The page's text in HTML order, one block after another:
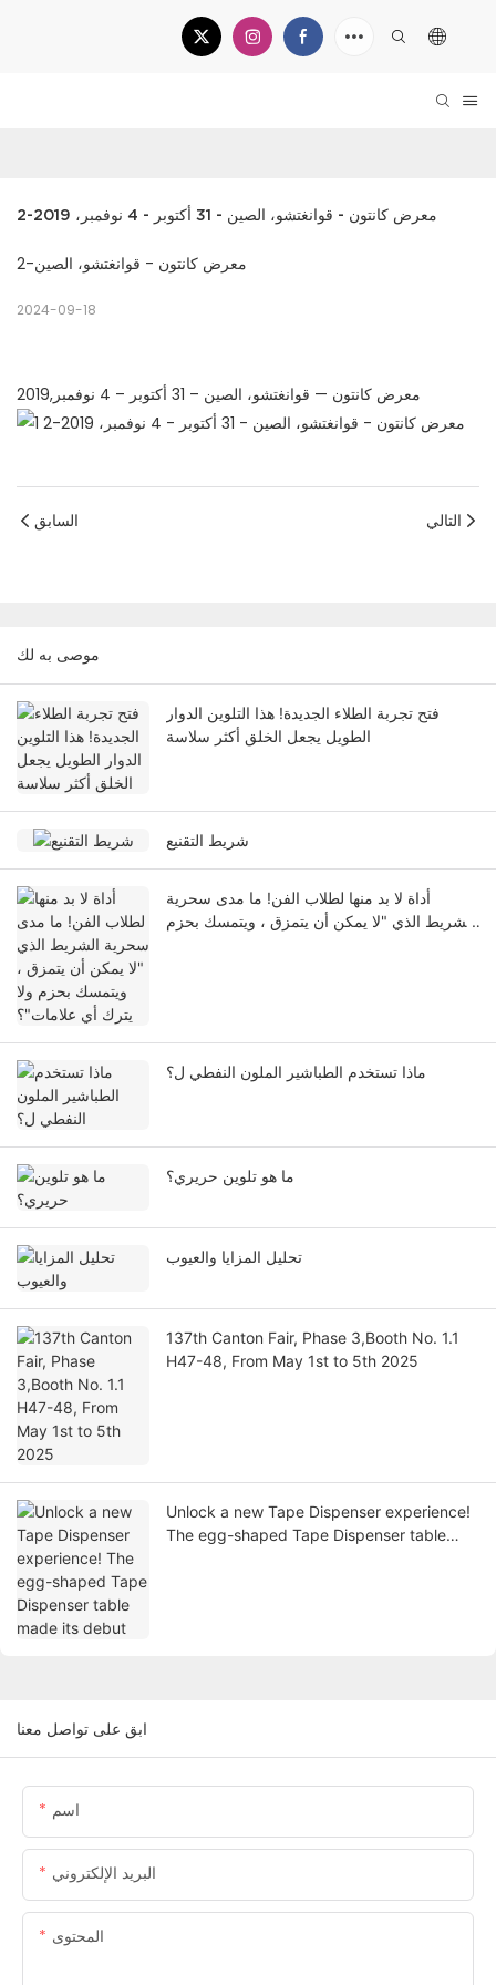
معرض كانتون - قوانغتشو، الصين - 31 أكتوبر - 4 نوفمبر، 2019-2
معرض كانتون - قوانغتشو، الصين-2
2024-09-18
معرض كانتون — قوانغتشو، الصين – 31 أكتوبر – 4 نوفمبر,2019
السابق التالي
موصى به لك
فتح تجربة الطلاء الجديدة! هذا التلوين الدوار
الطويل يجعل الخلق أكثر سلاسة
شريط التقنيع
أداة لا بد منها لطلاب الفن! ما مدى سحرية
الشريط الذي "لا يمكن أن يتمزق ، ويتمسك بحزم
ماذا تستخدم الطباشير الملون النفطي ل؟
ما هو تلوين حريري؟
تحليل المزايا والعيوب
137th Canton Fair, Phase 3,Booth No. 1.1
H47-48, From May 1st to 5th 2025
Unlock a new Tape Dispenser experience!
The egg-shaped Tape Dispenser table
ابق على تواصل معنا
اسم
البريد الإلكتروني
المحتوى